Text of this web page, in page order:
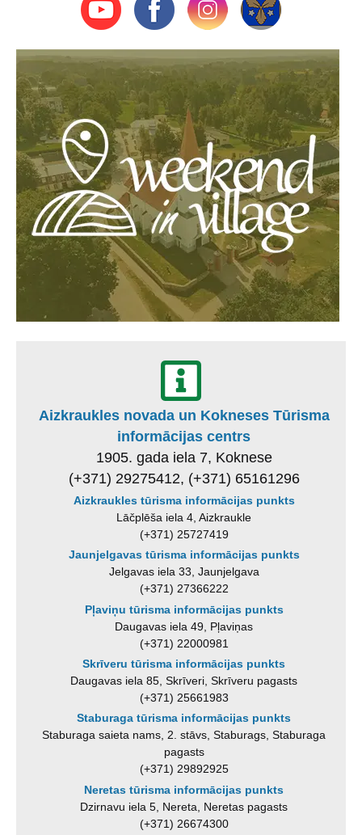
Aizkraukles novada un Kokneses Tūrisma
informācijas centrs
1905. gada iela 7, Koknese
(+371) 29275412, (+371) 65161296
Aizkraukles tūrisma informācijas punkts
Lāčplēša iela 4, Aizkraukle
(+371) 25727419
Jaunjelgavas tūrisma informācijas punkts
Jelgavas iela 33, Jaunjelgava
(+371) 27366222
Pļaviņu tūrisma informācijas punkts
Daugavas iela 49, Pļaviņas
(+371) 22000981
Skrīveru tūrisma informācijas punkts
Daugavas iela 85, Skrīveri, Skrīveru pagasts
(+371) 25661983
Staburaga tūrisma informācijas punkts
Staburaga saieta nams, 2. stāvs, Staburags, Staburaga
pagasts
(+371) 29892925
Neretas tūrisma informācijas punkts
Dzirnavu iela 5, Nereta, Neretas pagasts
(+371) 26674300